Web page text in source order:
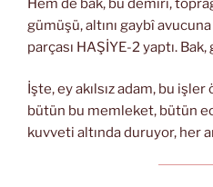
gümüşü, altını gaybî
parçası HAŞİYE-2 yaptı. Bak,
İşte, ey akılsız adam, bu
bütün bu memleket, bütün
kuvveti altında duruyor, her